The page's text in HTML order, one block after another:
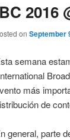
2016
on September
semana
más
de
general, parte